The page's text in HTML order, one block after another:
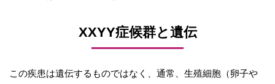
XXYY症候群と遺伝
この疾患は遺伝するものではなく、通常、生殖細胞（卵子や